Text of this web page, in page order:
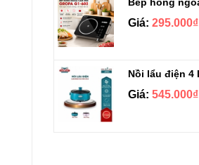
Giá: 295.000₫
Giá: 545.000₫